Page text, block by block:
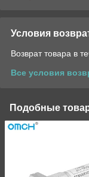
Условия
Возврат товара в
Все условия
Подобные